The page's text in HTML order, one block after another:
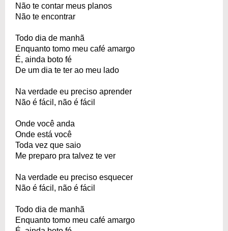
Não te contar meus planos
Não te encontrar
Todo dia de manhã
Enquanto tomo meu café amargo
É, ainda boto fé
De um dia te ter ao meu lado
Na verdade eu preciso aprender
Não é fácil, não é fácil
Onde você anda
Onde está você
Toda vez que saio
Me preparo pra talvez te ver
Na verdade eu preciso esquecer
Não é fácil, não é fácil
Todo dia de manhã
Enquanto tomo meu café amargo